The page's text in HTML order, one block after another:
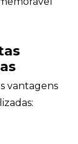
vantagens